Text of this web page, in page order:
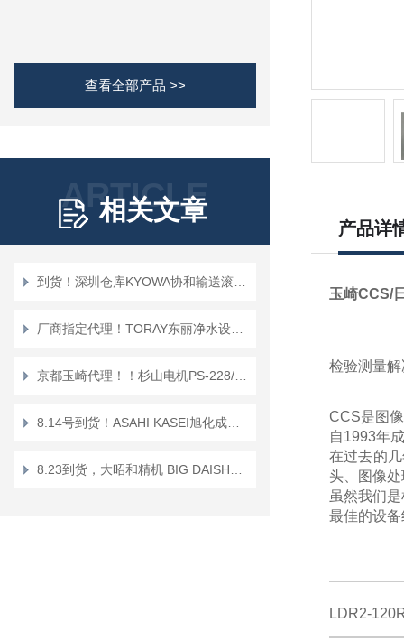
查看全部产品 >>
ARTICLE
相关文章
产品详
玉崎CCS/
检验测量
CCS是图
自1993年
在过去的
头、图像
虽然我们
最佳的设
LDR2-